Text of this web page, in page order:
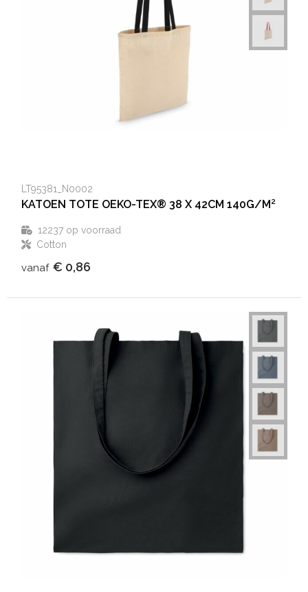
LT95381_N0002
KATOEN TOTE OEKO-TEX® 38 X 42CM 140G/M²
12237op voorraad
Cotton
vanaf € 0,86